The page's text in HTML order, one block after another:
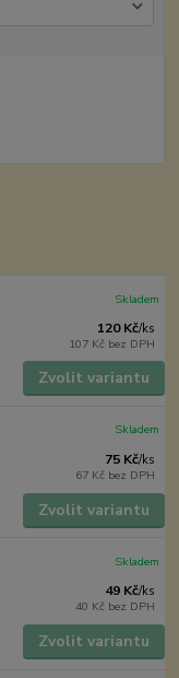
120 Kč/ks
107 Kč bez DPH
Skladem
Zvolit variantu
75 Kč/ks
67 Kč bez DPH
Skladem
Zvolit variantu
49 Kč/ks
40 Kč bez DPH
Skladem
Zvolit variantu